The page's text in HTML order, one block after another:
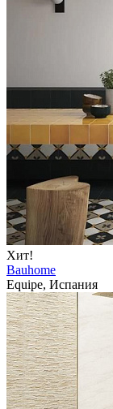
Хит!
Bauhome
Equipe, Испания